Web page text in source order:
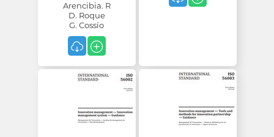
Arencibia. R
D. Roque
G. Cossío